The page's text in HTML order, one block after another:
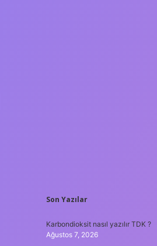
SIDEBAR
Son Yazılar
Karbondioksit nasıl yazılır TDK ?
Ağustos 7, 2026